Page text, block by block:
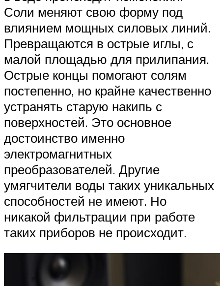
Соли меняют свою форму под
влиянием мощных силовых линий.
Превращаются в острые иглы, с
малой площадью для прилипания.
Острые концы помогают солям
постепенно, но крайне качественно
устранять старую накипь с
поверхностей. Это основное
достоинство именно
электромагнитных
преобразователей. Другие
умягчители воды таких уникальных
способностей не имеют. Но
никакой фильтрации при работе
таких приборов не происходит.